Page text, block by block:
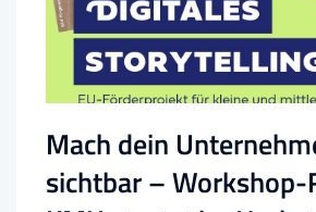
Mach dein
sichtbar – Workshop-